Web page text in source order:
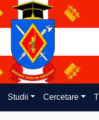
Studii Cercetare